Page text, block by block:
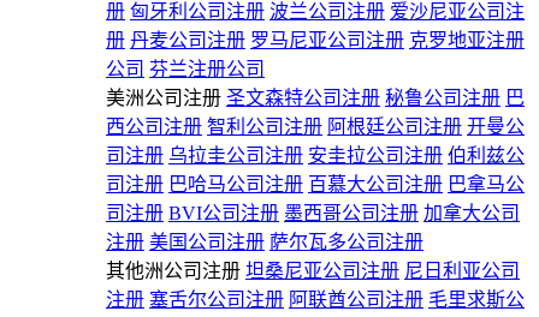
册 匈牙利公司注册 波兰公司注册 爱沙尼亚公司注
册 丹麦公司注册 罗马尼亚公司注册 克罗地亚注册
公司 芬兰注册公司
美洲公司注册 圣文森特公司注册 秘鲁公司注册 巴
西公司注册 智利公司注册 阿根廷公司注册 开曼公
司注册 乌拉圭公司注册 安圭拉公司注册 伯利兹公
司注册 巴哈马公司注册 百慕大公司注册 巴拿马公
司注册 BVI公司注册 墨西哥公司注册 加拿大公司
注册 美国公司注册 萨尔瓦多公司注册
其他洲公司注册 坦桑尼亚公司注册 尼日利亚公司
注册 塞舌尔公司注册 阿联酋公司注册 毛里求斯公